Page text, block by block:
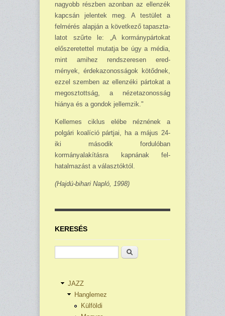
nagyobb részben azonban az el­lenzék
kapcsán jelentek meg. A testü­let a
felmérés alapján a következő tapaszta­
latot szűrte le: „A kormánypártokat
elősze­retettel mutatja be úgy a média,
mint ami­hez rendszeresen ered­
mények, érdekazonos­ságok kötődnek,
ezzel szemben az ellenzé­ki pártokat a
megosz­tottság, a nézetazonos­ság
hiánya és a gondok jellemzik."
Kellemes ciklus elébe néznének a
polgá­ri koalíció pártjai, ha a május 24-
iki második for­dulóban
kormányalakításra kapnának fel­
hatalmazást a választóktól.
(Hajdú-bihari Napló, 1998)
KERESÉS
Keresés
JAZZ
Hanglemez
Külföldi